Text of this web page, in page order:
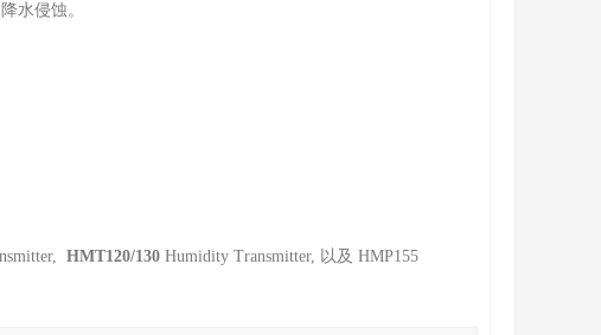
水侵蚀。
HMT120/130 Humidity Transmitter, 以及 HMP155